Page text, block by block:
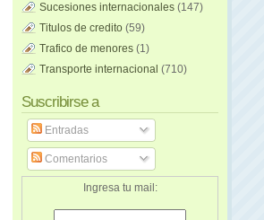
Sucesiones internacionales (147)
Titulos de credito (59)
Trafico de menores (1)
Transporte internacional (710)
Suscribirse a
Entradas
Comentarios
Ingresa tu mail: